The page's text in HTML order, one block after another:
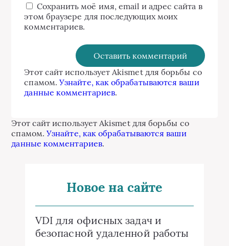
Сохранить моё имя, email и адрес сайта в
этом браузере для последующих моих
комментариев.
Этот сайт использует Akismet для борьбы со
спамом.Узнайте, как обрабатываются ваши
данные комментариев.
Этот сайт использует Akismet для борьбы со
спамом.Узнайте, как обрабатываются ваши
данные комментариев.
Новое на сайте
VDI для офисных задач и
безопасной удаленной работы